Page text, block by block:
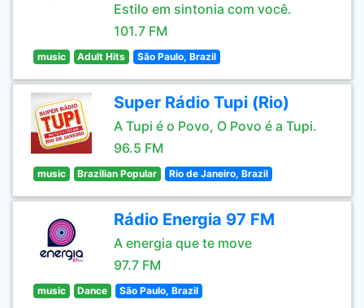
Estilo em sintonia com você.
101.7 FM
music Adult Hits São Paulo, Brazil
Super Rádio Tupi (Rio)
A Tupi é o Povo, O Povo é a Tupi.
96.5 FM
music Brazilian Popular Rio de Janeiro, Brazil
Rádio Energia 97 FM
A energia que te move
97.7 FM
music Dance São Paulo, Brazil